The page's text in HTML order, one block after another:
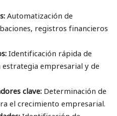
Automatización de
registros financieros
Identificación rápida de
estrategia empresarial y de
clave: Determinación de
el crecimiento empresarial.